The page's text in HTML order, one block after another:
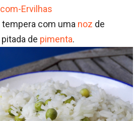
tempera com uma noz de
de pimenta.